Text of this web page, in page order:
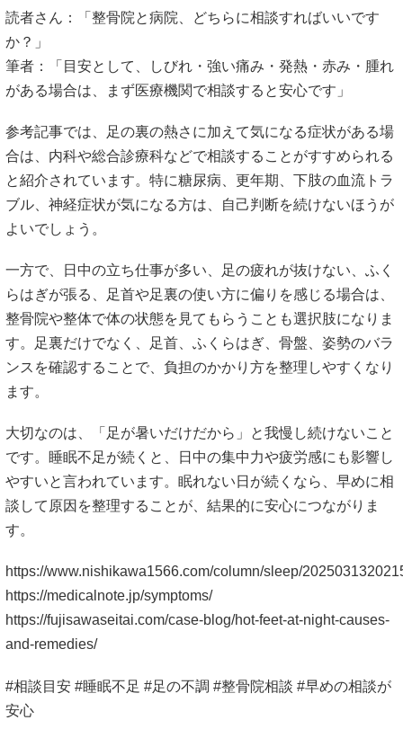
と紹介されています。特に糖尿病、更年期、下肢の血流トラ
よいでしょう。
一方で、日中の立ち仕事が多い、足の疲れが抜けない、ふく
らはぎが張る、足首や足裏の使い方に偏りを感じる場合は、
整骨院や整体で体の状態を見てもらうことも選択肢になりま
す。足裏だけでなく、足首、ふくらはぎ、骨盤、姿勢のバラ
ンスを確認することで、負担のかかり方を整理しやすくなり
ます。
大切なのは、「足が暑いだけだから」と我慢し続けないこと
です。睡眠不足が続くと、日中の集中力や疲労感にも影響し
やすいと言われています。眠れない日が続くなら、早めに相
談して原因を整理することが、結果的に安心につながりま
す。
https://www.nishikawa1566.com/column/sleep/
https://medicalnote.jp/symptoms/
https://fujisawaseitai.com/case-blog/hot-feet-at-night-causes-
and-remedies/
#相談目安 #睡眠不足 #足の不調 #整骨院相談 #早めの相談が
安心
唾飲むと首が痛い原因は？寝違え・喉の炎
症・リンパの腫れとの見分け方
腕 ねじれチェック｜巻き肩・肩こりにつ